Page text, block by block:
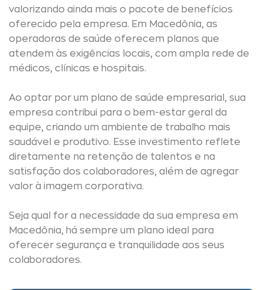
valorizando ainda mais o pacote de benefícios
oferecido pela empresa. Em Macedônia, as
operadoras de saúde oferecem planos que
atendem às exigências locais, com ampla rede de
médicos, clínicas e hospitais.
Ao optar por um plano de saúde empresarial, sua
empresa contribui para o bem-estar geral da
equipe, criando um ambiente de trabalho mais
saudável e produtivo. Esse investimento reflete
diretamente na retenção de talentos e na
satisfação dos colaboradores, além de agregar
valor à imagem corporativa.
Seja qual for a necessidade da sua empresa em
Macedônia, há sempre um plano ideal para
oferecer segurança e tranquilidade aos seus
colaboradores.